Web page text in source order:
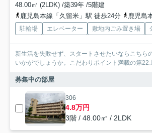
48.00㎡ (2LDK) /築39年 /5階建
鹿児島本線「久留米」駅 徒歩24分
鹿児島本
駐輪場 エレベーター 敷地内ごみ置き場
新生活を失敗せず、スタートさせたいならこちら
いかがでしょうか。こだわりポイント満載の第22
募集中の部屋
306
4.8万円
3階 / 48.00㎡ / 2LDK